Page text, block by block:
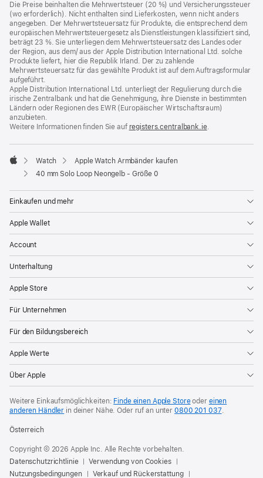
Die Preise beinhalten die Mehrwertsteuer (20 %) und Versicherungssteuer
(wo erforderlich). Nicht enthalten sind Lieferkosten, wenn nicht anders
angegeben. Der Mehrwertsteuersatz für Produkte, die entsprechend dem
europäischen Mehrwertsteuergesetz als Dienstleistungen klassifiziert sind,
beträgt 23 %. Sie unterliegen dem Mehrwertsteuersatz des Landes oder
der Region, aus dem/ aus der Apple Distribution International Ltd. solche
Produkte liefert, hier die Republik Irland. Der zu zahlende
Mehrwertsteuersatz für das gewählte Produkt ist auf dem Auftragsformular
aufgeführt.
Apple Distribution International Ltd. unterliegt der Regulierung durch die
irische Zentralbank und hat die Genehmigung, ihre Dienste in bestimmten
Ländern oder Regionen des EWR (Europäischer Wirtschaftsraum)
anzubieten.
Weitere Informationen finden Sie auf registers.centralbank.ie(Öffnet
neues
.
Apple
Watch
Apple Watch Armbänder kaufen
40 mm Solo Loop Neongelb - Größe 0
Einkaufen und mehr
Apple Wallet
Account
Unterhaltung
Apple Store
Für Unternehmen
Für den Bildungsbereich
Apple Werte
Über Apple
Weitere Einkaufsmöglichkeiten: Finde einen Apple Storeoder einen
anderen Händler in deiner Nähe. Oder ruf an unter0800 201 037.
Österreich
Copyright © 2026 Apple Inc. Alle Rechte vorbehalten.
Datenschutzrichtlinie
Verwendung von Cookies
Nutzungsbedingungen
Verkauf und Rückerstattung